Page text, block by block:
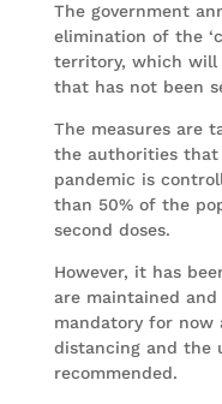
The government
elimination of the
territory, which will
that has not been
The measures are
the authorities that
pandemic is
than 50% of the
second doses.
However, it has
are maintained
mandatory for now
distancing and the
recommended.